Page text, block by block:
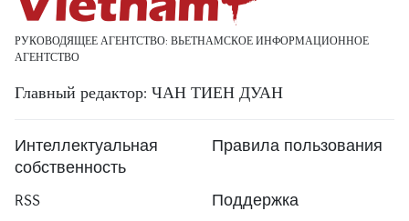
РУКОВОДЯЩЕЕ АГЕНТСТВО: ВЬЕТНАМСКОЕ ИНФОРМАЦИОННОЕ
АГЕНТСТВО
Главный редактор: ЧАН ТИЕН ДУАН
Интеллектуальная
собственность
Правила пользования
RSS Поддержка